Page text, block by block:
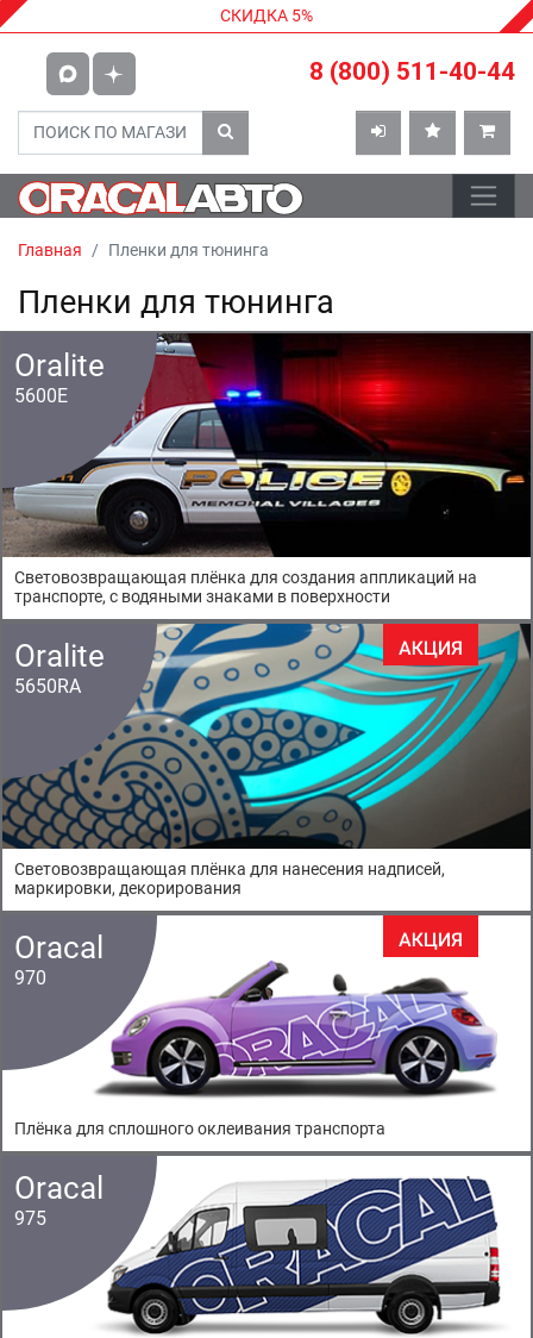
СКИДКА 5%
8 (800) 511-40-44
Главная Пленки для тюнинга
Пленки для тюнинга
Oralite
5600E
Световозвращающая плёнка для создания аппликаций на
транспорте, с водяными знаками в поверхности
Oralite
5650RA
Световозвращающая плёнка для нанесения надписей,
маркировки, декорирования
Oracal
970
Плёнка для сплошного оклеивания транспорта
Oracal
975